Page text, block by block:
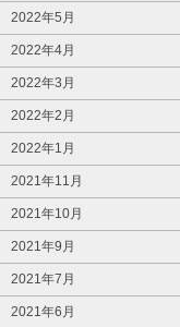
2022年5月
2022年4月
2022年3月
2022年2月
2022年1月
2021年11月
2021年10月
2021年9月
2021年7月
2021年6月